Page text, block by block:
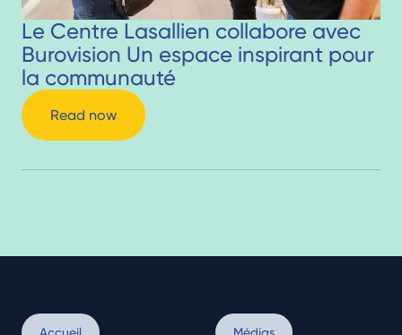
Le Centre Lasallien collabore avec
Burovision Un espace inspirant pour
la communauté
Read now